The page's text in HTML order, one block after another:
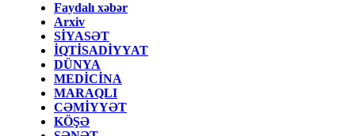
Faydalı xəbər
Arxiv
SİYASƏT
İQTİSADİYYAT
DÜNYA
MEDİCİNA
MARAQLI
CƏMİYYƏT
KÖŞƏ